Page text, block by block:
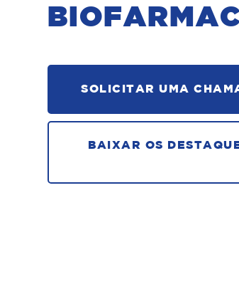
SOLICITAR UMA
BAIXAR OS